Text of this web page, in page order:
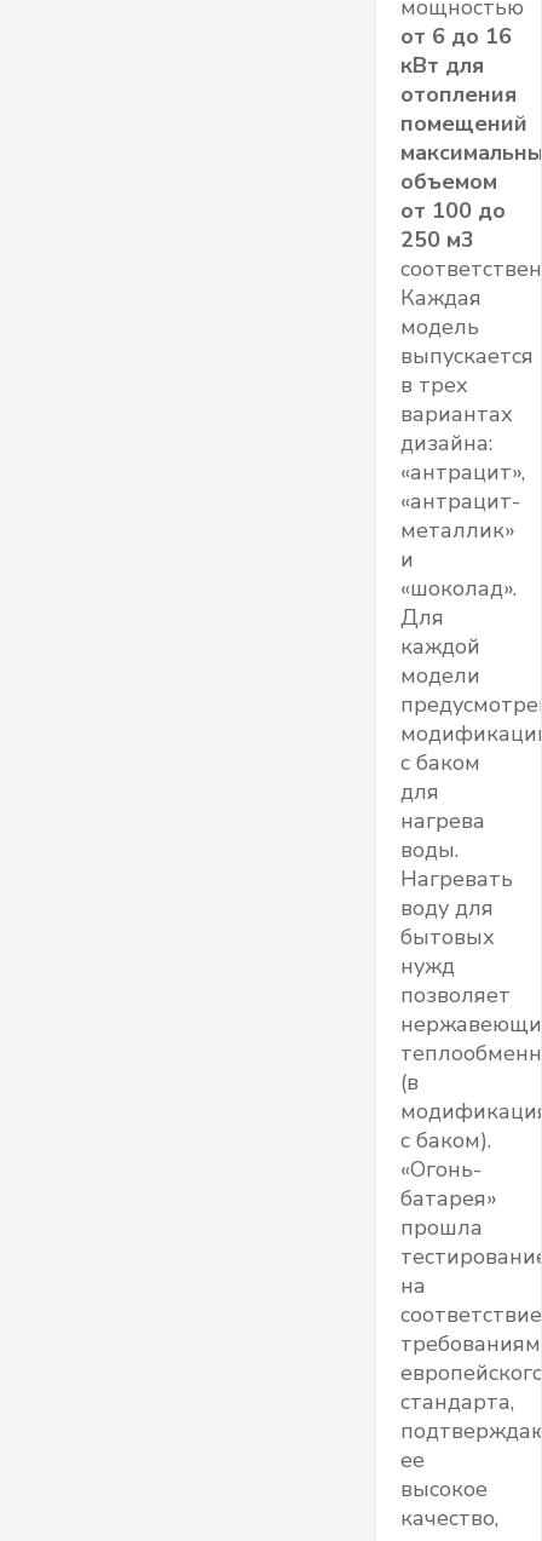
мощностью
от 6 до 16
кВт для
отопления
помещений
объемом
от 100 до
250 м3
Каждая
модель
выпускается
в трех
вариантах
дизайна:
«антрацит»,
«антрацит-
металлик»
и
«шоколад».
Для
каждой
модели
с баком
для
нагрева
воды.
Нагревать
воду для
бытовых
нужд
позволяет
(в
с баком).
«Огонь-
батарея»
прошла
на
соответствие
требованиям
стандарта,
ее
высокое
качество,